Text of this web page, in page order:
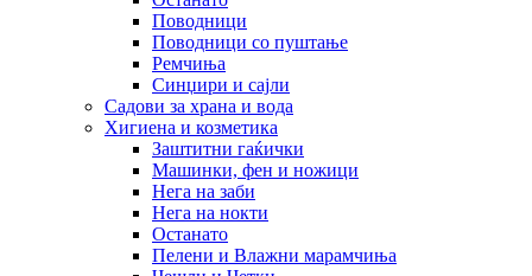
Поводници
Поводници со пуштање
Ремчиња
Синџири и сајли
Садови за храна и вода
Хигиена и козметика
Заштитни гаќички
Машинки, фен и ножици
Нега на заби
Нега на нокти
Останато
Пелени и Влажни марамчиња